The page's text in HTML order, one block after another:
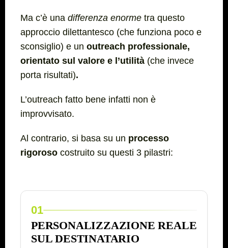
Ma c’è una differenza enorme tra questo
approccio dilettantesco (che funziona poco e
sconsiglio) e un outreach professionale,
orientato sul valore e l’utilità (che invece
porta risultati).
L’outreach fatto bene infatti non è
improvvisato.
Al contrario, si basa su un processo
rigoroso costruito su questi 3 pilastri:
01
PERSONALIZZAZIONE REALE
SUL DESTINATARIO